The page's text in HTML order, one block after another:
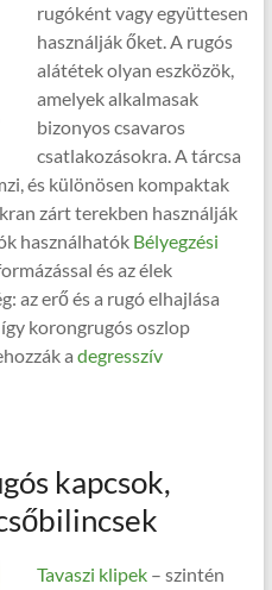
rugóként vagy együttesen
használják őket. A rugós
alátétek olyan eszközök,
amelyek alkalmasak
bizonyos csavaros
csatlakozásokra. A tárcsa
és különösen kompaktak
zárt terekben használják
használhatókBélyegzési
és az élek
az erő és a rugó elhajlása
korongrugós oszlop
a degresszív
kapcsok,
Tavaszi klipek– szintén